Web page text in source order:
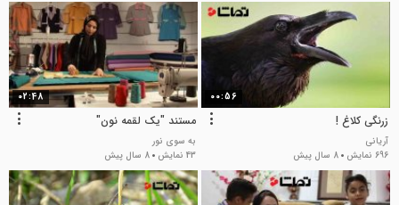
00:56
زرنگی کلاغ !
آریانی
696 نمایش
8 سال پیش
02:48
مستند "یک لقمه نون"
به سوی نور
43 نمایش
8 سال پیش